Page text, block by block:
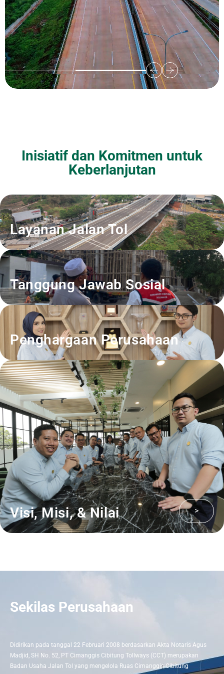
Inisiatif dan Komitmen untuk
Keberlanjutan
Layanan Jalan Tol
Tanggung Jawab Sosial
Penghargaan Perusahaan
Visi, Misi, & Nilai >
Sekilas Perusahaan
Didirikan pada tanggal 22 Februari 2008 berdasarkan Akta Notaris Agus
Madjid, SH No. 52, PT Cimanggis Cibitung Tollways (CCT) merupakan
Badan Usaha Jalan Tol yang mengelola Ruas Cimanggis-Cibitung